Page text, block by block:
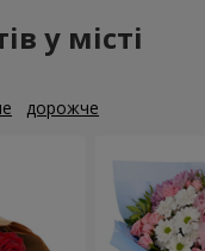
у місті
дорожче